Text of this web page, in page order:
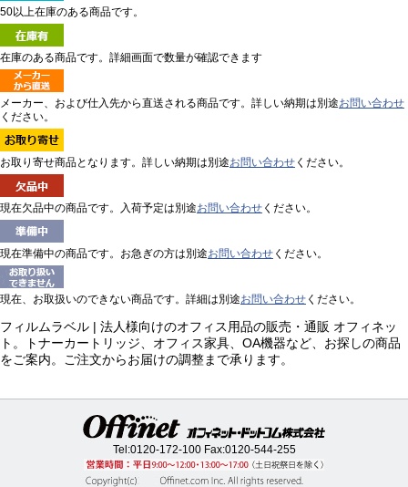
50以上在庫のある商品です。
在庫のある商品です。詳細画面で数量が確認できます
メーカー、および仕入先から直送される商品です。詳しい納期は別途お問い合わせ
ください。
お取り寄せ商品となります。詳しい納期は別途お問い合わせ ください。
現在欠品中の商品です。入荷予定は別途お問い合わせ ください。
現在準備中の商品です。お急ぎの方は別途お問い合わせ ください。
現在、お取扱いのできない商品です。詳細は別途お問い合わせ ください。
フィルムラベル | 法人様向けのオフィス用品の販売・通販 オフィネッ
ト。トナーカートリッジ、オフィス家具、OA機器など、お探しの商品
をご案内。ご注文からお届けの調整まで承ります。
Tel:0120-172-100Fax:0120-544-255